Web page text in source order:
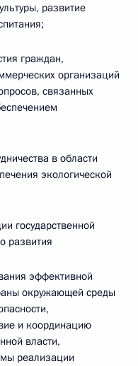
развитие
граждан,
организаций
связанных
в области
экологической
государственной
развития
эффективной
окружающей среды
и координацию
власти,
реализации